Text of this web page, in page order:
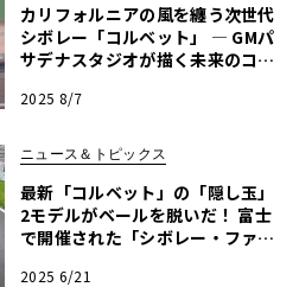
カリフォルニアの風を纏う次世代
シボレー「コルベット」 ― GMパ
サデナスタジオが描く未来のコン
2025 8/7
ニュース＆トピックス
最新「コルベット」の「隠し玉」
2モデルがベールを脱いだ！ 富士
で開催された「シボレー・ファン
2025 6/21